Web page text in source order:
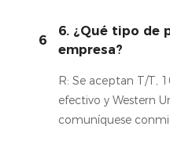
6
6. ¿Qué tipo de
empresa?
R: Se aceptan T/T,
efectivo y Western
comuníquese